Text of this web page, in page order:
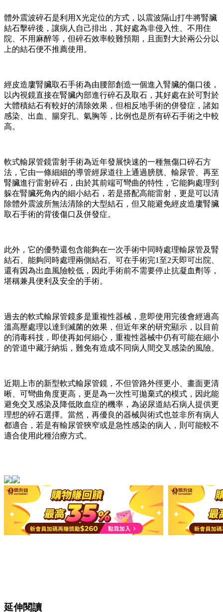
體外震波碎石是利用X光定位的方式，以震波隔山打牛將腎臟
結石擊碎後，讓病人自己排出，其好處為非侵入性、不用住
院、不用麻醉等，但碎石效率較難預期，且面對大於兩公分以
上的結石便不推薦使用。
經皮造廔腎臟取石手術為由腰部創造一個進入腎臟的傷口後，
以內視鏡直接在腎臟內部進行碎石及取石，其好處在於可對於
大體積結石有較好的清除效果，但相反地手術的併發症，諸如
感染、出血、腸穿孔、氣胸等，比例也是所有碎石手術之中較
高。
軟式輸尿管鏡雷射手術為近年發展快速的一種無傷口碎石方
法，它由一條細細的導管經尿道往上通過膀胱、輸尿管、再至
腎臟進行雷射碎石，由於其前端可彎曲的特性，它能夠處理到
躲在腎臟死角內的細小結石，若是搭配高能雷射，更是可以清
除體外震波所無法清除的大型結石，但又能避免經皮造廔腎臟
取石手術的背後傷口及併發症。
此外，它的優勢還包含能夠在一次手術中同時處理輸尿管及腎
結石、能夠同時處理兩側結石、可在手術完1至2天即可出院、
還有因為出血風險較低，因此手術前不需要停止抗凝血劑等，
堪稱兼具便利及安全的手術。
過去的軟式輸尿管鏡多是重複性器械，意即使用完後會經過高
溫高壓處理以達到滅菌的效果，但近年來的研究顯示，以目前
的消毒科技，即使再如何細心，重複性器械中仍有可能在細小
的管道中藏汙納垢，難免有造成不同病人間交叉感染的風險。
近期上市的新型軟式輸尿管鏡，不但管路外徑更小、畫面更清
晰、可彎曲角度更高，更是為一次性可拋棄式的模式，因此能
避免交叉感染及降低敗血症的機率，為泌尿道結石病人提供更
理想的碎石選擇。當然，再優良的器械與術式也並非所有病人
都適合，若是有輸尿管狹窄或是急性感染的病人，則可能較不
適合使用此種治療方式。
延伸閱讀